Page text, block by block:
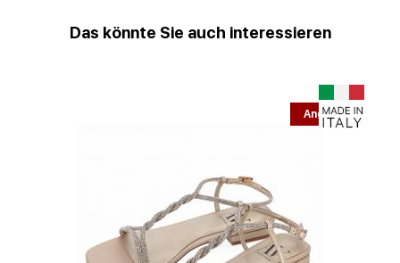
Das könnte Sie auch interessieren
Angebot